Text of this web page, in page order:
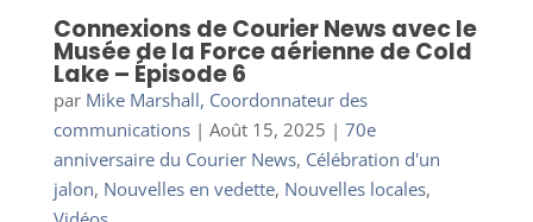
Connexions de Courier News avec le
Musée de la Force aérienne de Cold
Lake – Épisode 6
par Mike Marshall, Coordonnateur des
communications| Août 15, 2025 | 70e
anniversaire du Courier News, Célébration d'un
jalon, Nouvelles en vedette, Nouvelles locales,